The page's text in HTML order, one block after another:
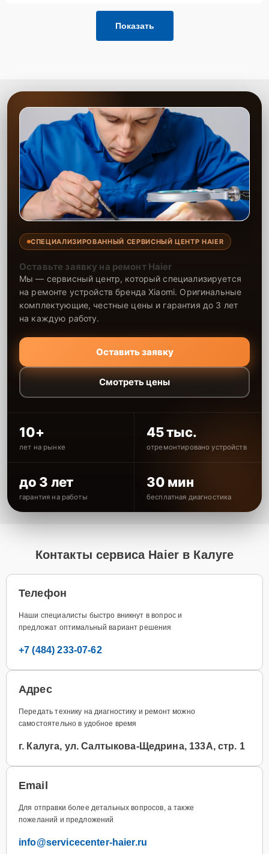
Показать
СПЕЦИАЛИЗИРОВАННЫЙ СЕРВИСНЫЙ ЦЕНТР HAIER
Оставьте заявку на ремонт Haier
Мы — сервисный центр, который специализируется
на ремонте устройств бренда Xiaomi. Оригинальные
комплектующие, честные цены и гарантия до 3 лет
на каждую работу.
Оставить заявку
Смотреть цены
10+
лет на рынке
45 тыс.
отремонтировано устройств
до 3 лет
гарантия на работы
30 мин
бесплатная диагностика
Контакты сервиса Haier в Калуге
Телефон
Наши специалисты быстро вникнут в вопрос и
предложат оптимальный вариант решения
+7 (484) 233-07-62
Адрес
Передать технику на диагностику и ремонт можно
самостоятельно в удобное время
г. Калуга, ул. Салтыкова-Щедрина, 133А, стр. 1
Email
Для отправки более детальных вопросов, а также
пожеланий и предложений
info@servicecenter-haier.ru